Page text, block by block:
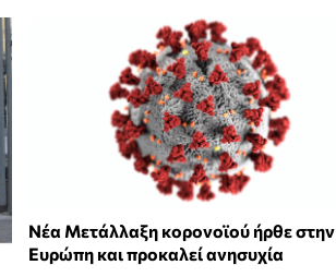
Νέα Μετάλλαξη κορονοϊού ήρθε στην
Ευρώπη και προκαλεί ανησυχία